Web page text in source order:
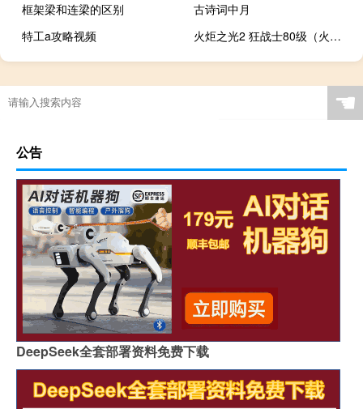
框架梁和连梁的区别
古诗词中月
特工a攻略视频
火炬之光2 狂战士80级（火炬之光2 狂战士 加点）
☚
公告
DeepSeek全套部署资料免费下载